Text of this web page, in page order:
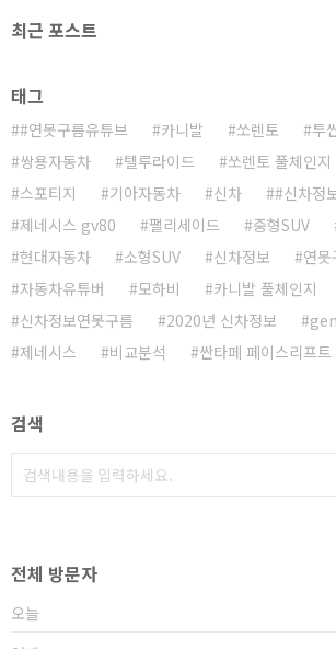
최근 포스트
태그
#연못구름유튜브 카니발 쏘렌토
투
쌍용자동차
텔루라이드 쏘렌토 풀체인지
스포티지
기아자동차 신차
#신차정
제네시스 gv80
팰리세이드 중형SUV
현대자동차
소형SUV 신차정보
연
자동차유튜버
모하비 카니발 풀체인지
신차정보연못구름
2020년 신차정보
제네시스
비교분석 싼타페 페이스리프트
검색
전체 방문자
오늘